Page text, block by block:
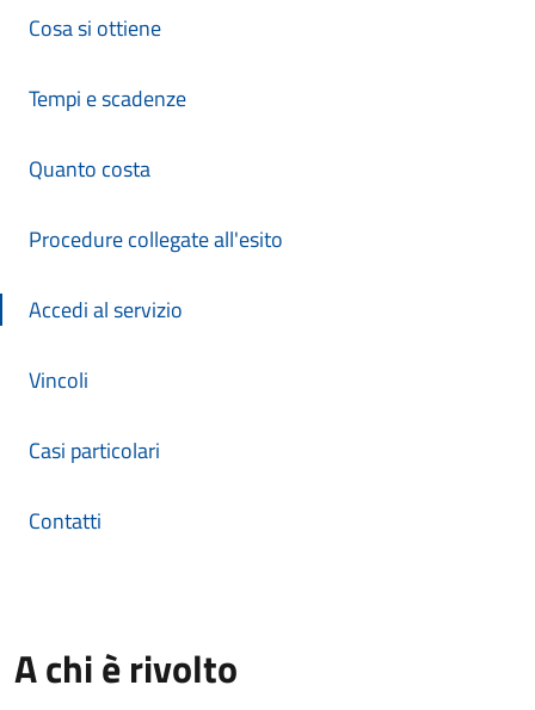
Cosa si ottiene
Tempi e scadenze
Quanto costa
Procedure collegate all'esito
Accedi al servizio
Vincoli
Casi particolari
Contatti
A chi è rivolto